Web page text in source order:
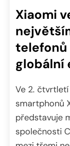
Xiaomi
telefonů
globální
Ve 2.
smartphonů
představuje
společnosti